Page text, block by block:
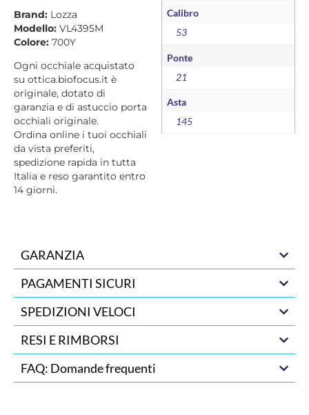
Brand: Lozza
Modello: VL4395M
Colore: 700Y
Ogni occhiale acquistato
su ottica.biofocus.it è
originale, dotato di
garanzia e di astuccio porta
occhiali originale.
Ordina online i tuoi occhiali
da vista preferiti,
spedizione rapida in tutta
Italia e reso garantito entro
14 giorni.
Calibro
53
Ponte
21
Asta
145
GARANZIA
PAGAMENTI SICURI
SPEDIZIONI VELOCI
RESI E RIMBORSI
FAQ: Domande frequenti